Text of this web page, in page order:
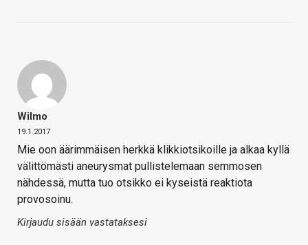
Wilmo
19.1.2017
Mie oon äärimmäisen herkkä klikkiotsikoille ja alkaa kyllä
välittömästi aneurysmat pullistelemaan semmosen
nähdessä, mutta tuo otsikko ei kyseistä reaktiota
provosoinu.
Kirjaudu sisään vastataksesi